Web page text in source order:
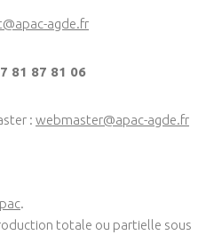
agde.fr
81 87 81 06
: webmaster@apac-agde.fr
.
totale ou partielle sous